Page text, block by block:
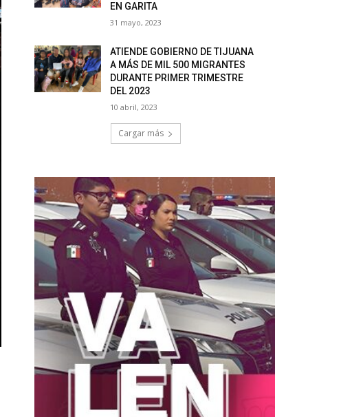
EN GARITA
31 mayo, 2023
ATIENDE GOBIERNO DE TIJUANA
A MÁS DE MIL 500 MIGRANTES
DURANTE PRIMER TRIMESTRE
DEL 2023
10 abril, 2023
Cargar más